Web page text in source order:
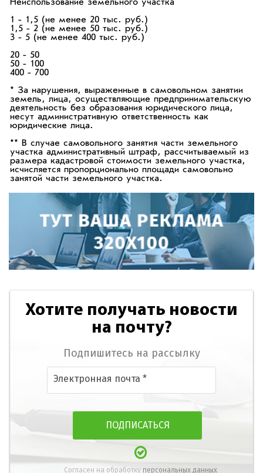
Неиспользование земельного участка
1 - 1,5 (не менее 20 тыс. руб.)
1,5 - 2 (не менее 50 тыс. руб.)
3 - 5 (не менее 400 тыс. руб.)
20 - 50
50 - 100
400 - 700
* За нарушения, выраженные в самовольном занятии
земель, лица, осуществляющие предпринимательскую
деятельность без образования юридического лица,
несут административную ответственность как
юридические лица.
** В случае самовольного занятия части земельного
участка административный штраф, рассчитываемый из
размера кадастровой стоимости земельного участка,
исчисляется пропорционально площади самовольно
занятой части земельного участка.
Хотите получать новости
на почту?
Подпишитесь на рассылку
Согласен на обработку персональных данных